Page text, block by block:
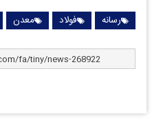
رسانه فولاد معدن